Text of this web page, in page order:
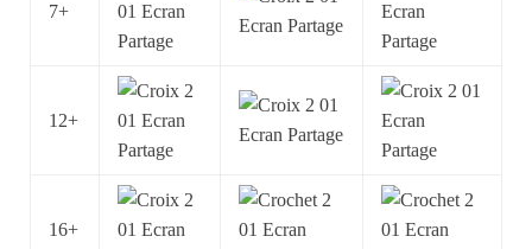
7+
12+
16+